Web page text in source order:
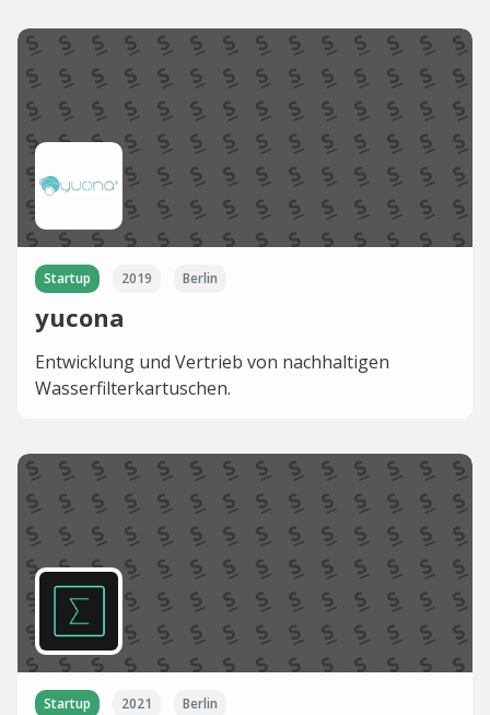
Startup 2019 Berlin
yucona
Entwicklung und Vertrieb von nachhaltigen
Wasserfilterkartuschen.
Startup 2021 Berlin